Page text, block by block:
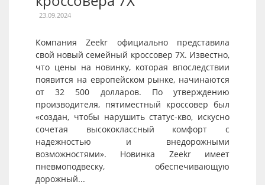
23.09.2024
Компания Zeekr официально представила
свой новый семейный кроссовер 7X. Известно,
что цены на новинку, которая впоследствии
появится на европейском рынке, начинаются
от 32 500 долларов. По утверждению
производителя, пятиместный кроссовер был
«создан, чтобы нарушить статус-кво, искусно
сочетая высококлассный комфорт с
надежностью и внедорожными
возможностями». Новинка Zeekr имеет
пневмоподвеску, обеспечивающую
дорожный...